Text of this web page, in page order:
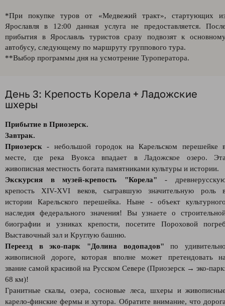
*При покупке туров от «Медвежий тракт», стартующих
Ярославля в 12:00 данная услуга не предоставляется.
прибытия в Ярославль туристов сразу подвозят к
автобусу, следующему по маршруту группового тура.
**Выбор программы дня на усмотрение Туроператора.
День 3: Крепость Корела + Ладожские
шхеры
Прибытие в Приозерск.
Завтрак.
Приозерск - небольшой городок на Карельском перешейке
месте, где река Вуокса впадает в Ладожское озеро.
живописная местность богата памятниками культуры и истории.
Экскурсия в музей-крепость "Корела"-
крепость XIV-XVI веков, сыгравшую значительную роль
истории Карельского перешейка. Ныне - объект
наследия федерального значения! Вы узнаете о
биографии и узниках крепости, посетите Пороховой
Выставочный зал и Круглую башню.
Переезд в эко-парк "Долина водопадов" по
живописной дороге, которая вполне может претендовать
звание самой красивой на Русском Севере (Приозерск → эко-
68 км)!
Гранитные скалы, озера, сосновые леса, шхеры и
карело-финские фермы и хутора. Обратите внимание, что